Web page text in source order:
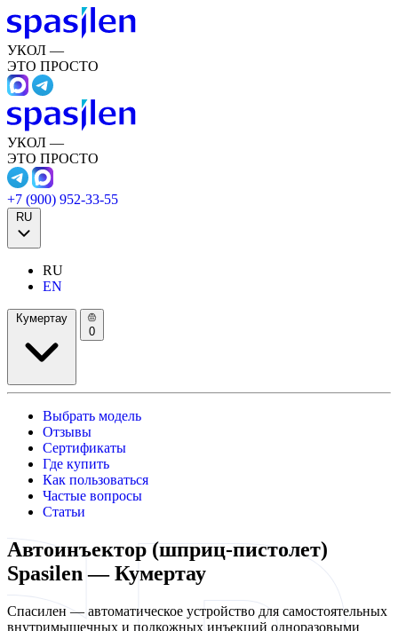
УКОЛ —
ЭТО ПРОСТО
УКОЛ —
ЭТО ПРОСТО
+7 (900) 952-33-55
RU
RU
EN
Кумертау
0
Выбрать модель
Отзывы
Сертификаты
Где купить
Как пользоваться
Частые вопросы
Статьи
Автоинъектор (шприц-пистолет)
Spasilen — Кумертау
Спасилен — автоматическое устройство для самостоятельных
внутримышечных и подкожных инъекций одноразовыми